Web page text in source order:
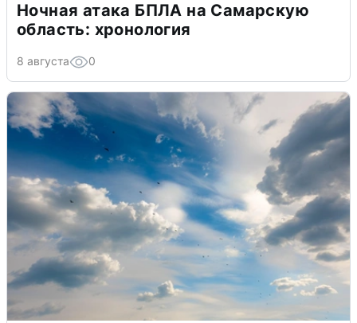
Ночная атака БПЛА на Самарскую
область: хронология
8 августа 0